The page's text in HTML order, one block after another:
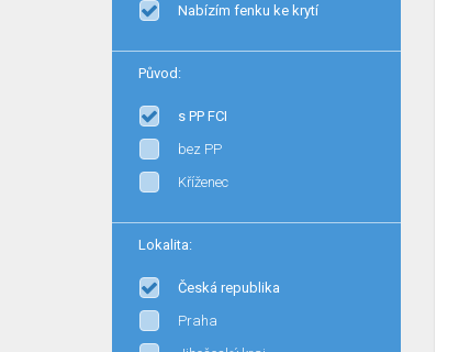
Nabízím fenku ke krytí
Původ:
s PP FCI
bez PP
Kříženec
Lokalita:
Česká republika
Praha